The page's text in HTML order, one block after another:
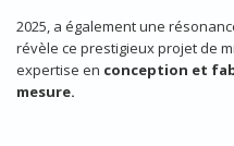
2025, a également une
révèle ce prestigieux projet de
expertise en conception et
mesure.